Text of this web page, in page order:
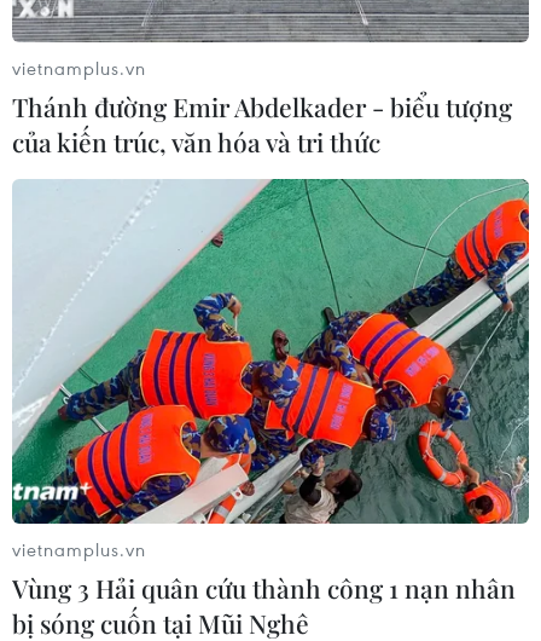
Đức thảo luận biện pháp mới nhằm ngăn
chặn biến thế Omicron lây lan
07/01/2022 14:09
Trong số các biện pháp được xem xét có yêu cầu đối
với những người mới chỉ tiêm 2 mũi vaccine phài đưa
ra bằng chứng xét nghiệm âm tính để vào nhà hàng
hoặc quán rượu.
vietnamplus.vn
Thánh đường Emir Abdelkader - biểu tượng
của kiến trúc, văn hóa và tri thức
vietnamplus.vn
Vùng 3 Hải quân cứu thành công 1 nạn nhân
bị sóng cuốn tại Mũi Nghê